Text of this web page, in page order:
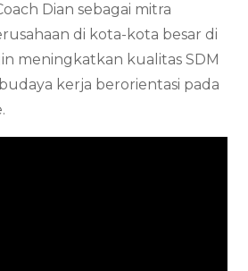
Dian sebagai mitra
di kota-kota besar di
meningkatkan kualitas SDM
kerja berorientasi pada